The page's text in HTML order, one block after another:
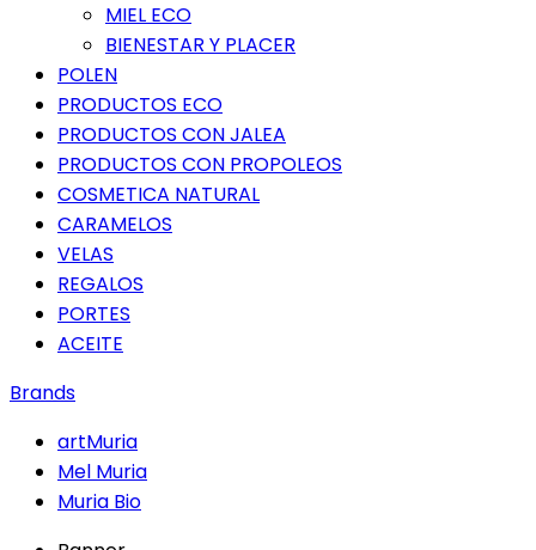
MIEL ECO
BIENESTAR Y PLACER
POLEN
PRODUCTOS ECO
PRODUCTOS CON JALEA
PRODUCTOS CON PROPOLEOS
COSMETICA NATURAL
CARAMELOS
VELAS
REGALOS
PORTES
ACEITE
Brands
artMuria
Mel Muria
Muria Bio